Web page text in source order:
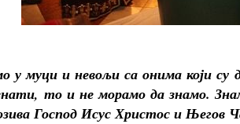
у муци и невољи са онима који
то и не морамо да знамо.
Господ Исус Христос и Његов